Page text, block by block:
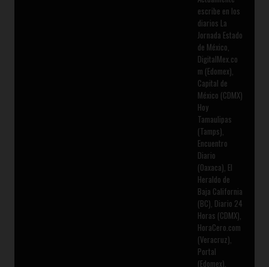
escribe en los
diarios La
Jornada Estado
de México,
DigitalMex.co
m (Edomex),
Capital de
México (CDMX)
Hoy
Tamaulipas
(Tamps),
Encuentro
Diario
(Oaxaca), El
Heraldo de
Baja California
(BC), Diario 24
Horas (CDMX),
HoraCero.com
(Veracruz),
Portal
(Edomex),